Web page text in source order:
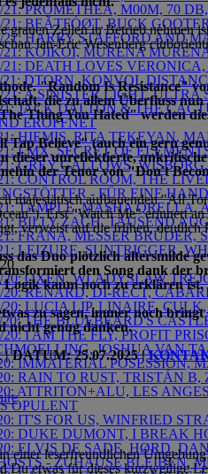
21: PROMETHEA, M00M, 70
21: BĘÃTFÓØT, BUCK
21: HARRY STAFFORD AND
21: KOIKOI, MURENA
21: DEATH LOVES
21: DTORN, KONVOI,
21: A SINISTER LIGHT,
JACK DALTON & THE
ERÖFFNET
HIEMIS, RITA TEKEYAN,
LMX, SECRET OF
GREY GALLOWS,
CONTROL ROOM, THE
- FÜR EINE
TAMPLE, MASHA QRELLA,
BILLY ZACH, TAUSEND
FRANA, MESSER BRÜDER,
LEIZURE, SUNTRIGGER,
20: OXEN, WLADYSLAW
20: RENARD, DI-RECT,
20: LUCIA LIP, LINAIRE,
20: THE BLUEBEARD'S
20: I AM THE FLY, PROFIT
JOSHUA VAN
IMMATERIAL POSESSION,
RAIN TO RUST, TRISTÁN
ATTRITON+ALU, LES
OPULENT
IT'S FOR US, WINFRIED
DUKE DUMONT, I BREAK
ELVIS DE SADE, HØRD,
- ZUHAUSE BLEIBEN,
Zellen in Betrieb nehmen
Jan-Eric Wesenberg
"Random Is Resistance"
die zu allem Überfluss
Thing You Hated" werden
Tap Believe" (auch ein gern
unreflektierte,
der Tenor von "Don't
majestätisch aufbauenden "All
Erst "Watch Me" erinnert
verweist auf die frühen, deutlich
das Duo plötzlich altersmilde
den Song dank der
kaum noch zu erklären ist.
zu sagen, immer noch
nicht genug danken.
| DATUM: 25.07.2025 |
einer leserfreundlichen
Du etwas für dieses kurzweilige